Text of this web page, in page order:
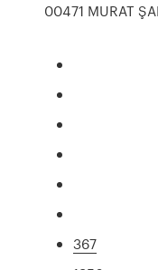
00471 MURAT
367